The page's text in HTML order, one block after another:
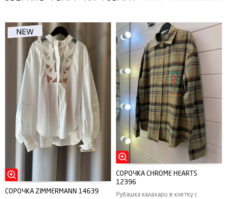
СОРОЧКА ZIMMERMANN 14639
СОРОЧКА CHROME HEARTS
12396
Рубашка калахари в клетку с